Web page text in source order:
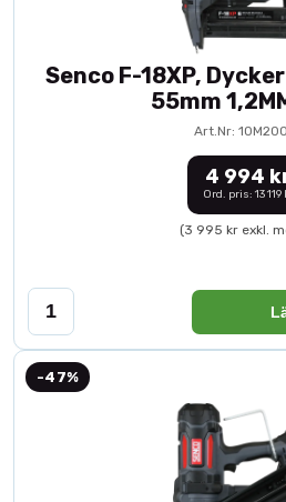
Senco F-18XP,
55mm
Art.Nr:
4 994
Ord. pris: 13 119
(3 995 kr exkl.
-47%